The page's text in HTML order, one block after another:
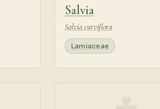
Salvia
Salvia curviflora
Lamiaceae